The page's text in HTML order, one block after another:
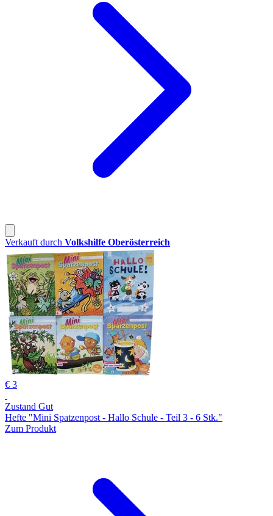
Verkauft durch Volkshilfe Oberösterreich
€ 3
Zustand Gut
Hefte "Mini Spatzenpost - Hallo Schule - Teil 3 - 6 Stk."
Zum Produkt